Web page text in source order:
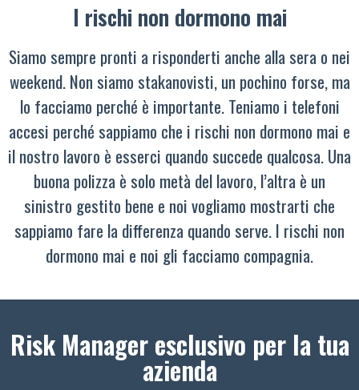
I rischi non dormono mai
Siamo sempre pronti a risponderti anche alla sera o nei
weekend. Non siamo stakanovisti, un pochino forse, ma
lo facciamo perché è importante. Teniamo i telefoni
accesi perché sappiamo che i rischi non dormono mai e
il nostro lavoro è esserci quando succede qualcosa. Una
buona polizza è solo metà del lavoro, l’altra è un
sinistro gestito bene e noi vogliamo mostrarti che
sappiamo fare la differenza quando serve. I rischi non
dormono mai e noi gli facciamo compagnia.
Risk Manager esclusivo per la tua
azienda